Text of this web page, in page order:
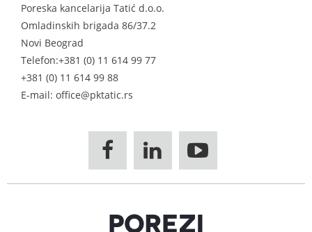
Poreska kancelarija Tatić d.o.o.
Omladinskih brigada 86/37.2
Novi Beograd
Telefon:+381 (0) 11 614 99 77
+381 (0) 11 614 99 88
E-mail: office@pktatic.rs
  